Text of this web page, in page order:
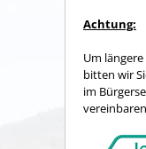
Achtung:
Um
bitten wir
im